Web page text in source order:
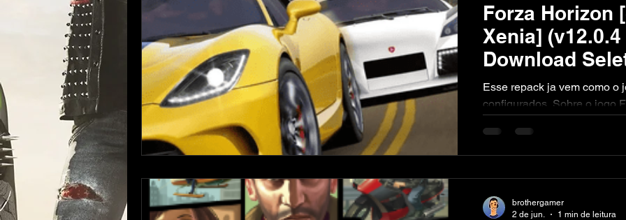
Forza Horizon
Xenia] (v12.0.4
Download
(4.8GB) [KaOs
Esse repack ja vem como o
configurados. Sobre o jogo Forza Horizon é um jogo de
publicado pela Microsoft
de outubro de 2012. O jogo
LINK DO JOGO
brothergamer
2 de jun.
1 min de leitura